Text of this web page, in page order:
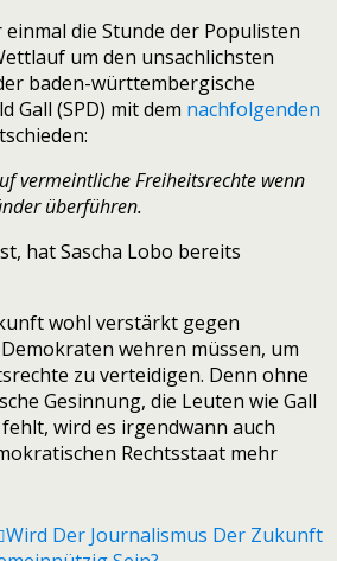
einmal die Stunde der Populisten
um den unsachlichsten
baden-württembergische
Gall (SPD) mit dem nachfolgenden
vermeintliche Freiheitsrechte wenn
überführen.
hat Sascha Lobo bereits
wohl verstärkt gegen
wehren müssen, um
zu verteidigen. Denn ohne
Gesinnung, die Leuten wie Gall
wird es irgendwann auch
Rechtsstaat mehr
Wird Der Journalismus Der Zukunft